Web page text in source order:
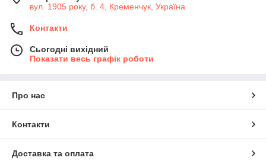
вул. 1905 року, б. 4, Кременчук, Україна
Контакти
Сьогодні вихідний
Показати весь графік роботи
Про нас
Контакти
Доставка та оплата